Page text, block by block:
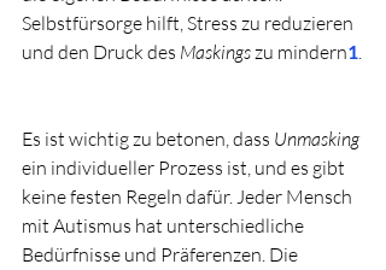
Selbstfürsorge hilft, Stress zu reduzieren
und den Druck des Maskings zu mindern1.
Es ist wichtig zu betonen, dass Unmasking
ein individueller Prozess ist, und es gibt
keine festen Regeln dafür. Jeder Mensch
mit Autismus hat unterschiedliche
Bedürfnisse und Präferenzen. Die